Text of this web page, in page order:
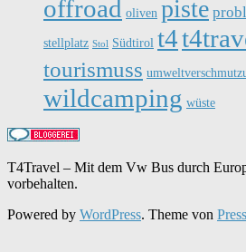
offroad oliven piste
stellplatz Stol Südtirol t4
tourismuss
wildcamping wüste
T4Travel – Mit dem Vw Bus durch
vorbehalten.
Powered by WordPress. Theme von